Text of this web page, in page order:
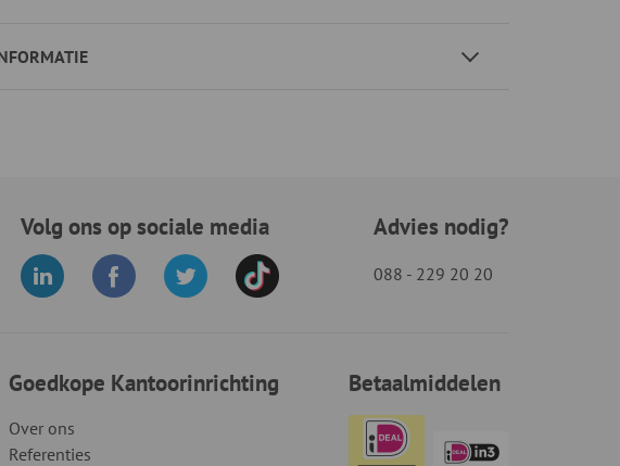
Volg ons op sociale media
Goedkope Kantoorinrichting
Over ons
Referenties
Advies nodig?
088 - 229 20 20
Betaalmiddelen